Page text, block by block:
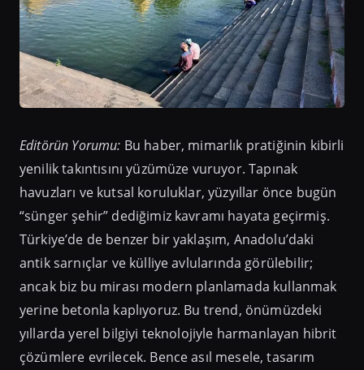
Editörün Yorumu: Bu haber, mimarlık pratiğinin kibirli
yenilik takıntısını yüzümüze vuruyor. Tapınak
havuzları ve kutsal koruluklar, yüzyıllar önce bugün
“sünger şehir” dediğimiz kavramı hayata geçirmiş.
Türkiye’de de benzer bir yaklaşım, Anadolu’daki
antik sarnıçlar ve külliye avlularında görülebilir;
ancak biz bu mirası modern planlamada kullanmak
yerine betonla kaplıyoruz. Bu trend, önümüzdeki
yıllarda yerel bilgiyi teknolojiyle harmanlayan hibrit
çözümlere evrilecek. Bence asıl mesele, tasarım